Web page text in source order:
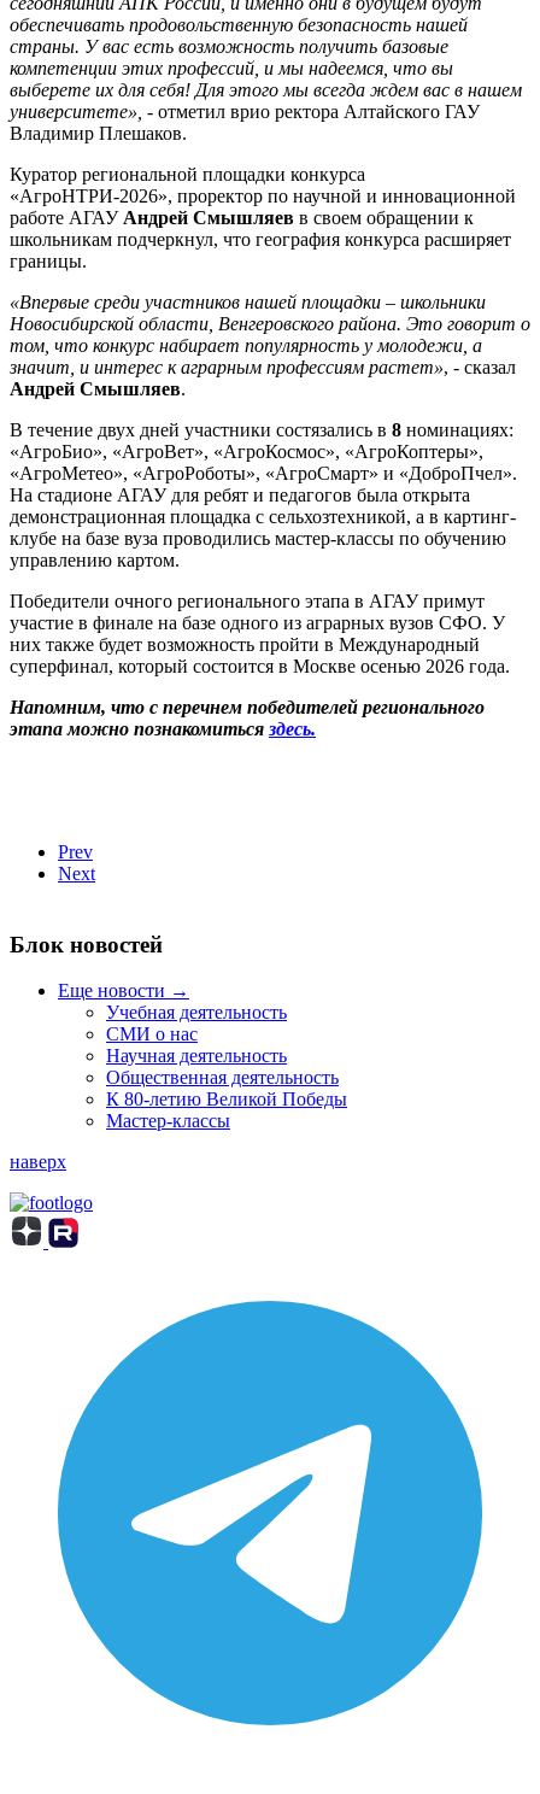
обеспечивать продовольственную безопасность нашей
страны. У вас есть возможность получить базовые
компетенции этих профессий, и мы надеемся, что вы
выберете их для себя! Для этого мы всегда ждем вас в нашем
университете», - отметил врио ректора Алтайского ГАУ
Владимир Плешаков.
Куратор региональной площадки конкурса
«АгроНТРИ-2026», проректор по научной и инновационной
работе АГАУ Андрей Смышляев в своем обращении к
школьникам подчеркнул, что география конкурса расширяет
границы.
«Впервые среди участников нашей площадки – школьники
Новосибирской области, Венгеровского района. Это говорит о
том, что конкурс набирает популярность у молодежи, а
значит, и интерес к аграрным профессиям растет», - сказал
Андрей Смышляев.
В течение двух дней участники состязались в 8 номинациях:
«АгроБио», «АгроВет», «АгроКосмос», «АгроКоптеры»,
«АгроМетео», «АгроРоботы», «АгроСмарт» и «ДоброПчел».
На стадионе АГАУ для ребят и педагогов была открыта
демонстрационная площадка с сельхозтехникой, а в картинг-
клубе на базе вуза проводились мастер-классы по обучению
управлению картом.
Победители очного регионального этапа в АГАУ примут
участие в финале на базе одного из аграрных вузов СФО. У
них также будет возможность пройти в Международный
суперфинал, который состоится в Москве осенью 2026 года.
Напомним, что с перечнем победителей регионального
этапа можно познакомиться здесь.
Prev
Next
Блок новостей
Еще новости →
Учебная деятельность
СМИ о нас
Научная деятельность
Общественная деятельность
К 80-летию Великой Победы
Мастер-классы
наверх